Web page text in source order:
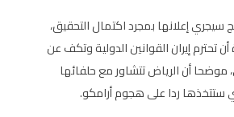
سيجري إعلانها بمجرد اكتمال التحقيق،
تحترم إيران القوانين الدولية وتكف عن
موضحا أن الرياض تتشاور مع حلفائها
ستتخذها ردا على هجوم أرامكو.